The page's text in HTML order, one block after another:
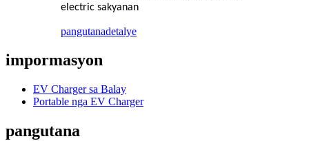
electric sakyanan
pangutanadetalye
impormasyon
EV Charger sa Balay
Portable nga EV Charger
pangutana